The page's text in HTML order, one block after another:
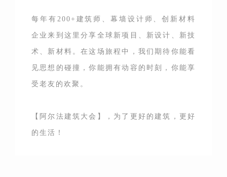
每年有200+建筑师、幕墙设计师、创新材料
企业来到这里分享全球新项目、新设计、新技
术、新材料。在这场旅程中，我们期待你能看
见思想的碰撞，你能拥有动容的时刻，你能享
受老友的欢聚。
【阿尔法建筑大会】，为了更好的建筑，更好
的生活！